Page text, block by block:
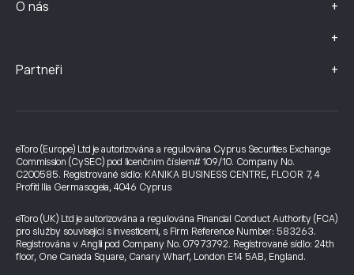
O nás +
+
Partneři +
eToro (Europe) Ltd je autorizována a regulována Cyprus Securities Exchange
Commission (CySEC) pod licenčním číslem# 109/10. Company No.
C200585. Registrované sídlo: KANIKA BUSINESS CENTRE, FLOOR 7, 4
Profiti Ilia Germasogeia, 4046 Cyprus
eToro (UK) Ltd je autorizována a regulována Financial Conduct Authority (FCA)
pro služby související s investicemi, s Firm Reference Number: 583263.
Registrována v Anglii pod Company No. 07973792. Registrované sídlo: 24th
floor, One Canada Square, Canary Wharf, London E14 5AB, England.